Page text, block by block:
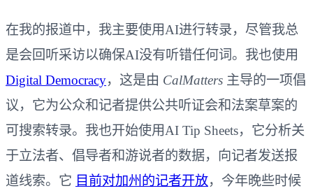
在我的报道中，我主要使用AI进行转录，尽管我总
是会回听采访以确保AI没有听错任何词。我也使用
Digital Democracy，这是由 CalMatters 主导的一项倡
议，它为公众和记者提供公共听证会和法案草案的
可搜索转录。我也开始使用AI Tip Sheets，它分析关
于立法者、倡导者和游说者的数据，向记者发送报
道线索。它 目前对加州的记者开放，今年晚些时候